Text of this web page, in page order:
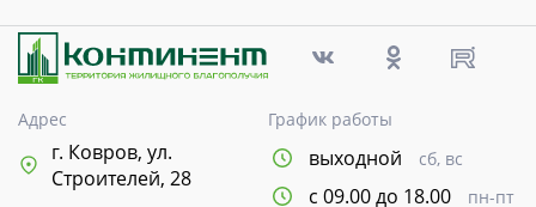
Адрес
г. Ковров, ул.
Строителей, 28
График работы
выходной сб, вс
с 09.00 до 18.00 пн-пт